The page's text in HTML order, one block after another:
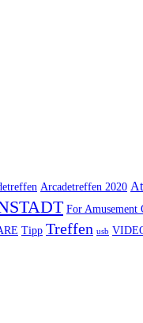
Arcadetreffen 2020
For Amusement
Tipp Treffen usb